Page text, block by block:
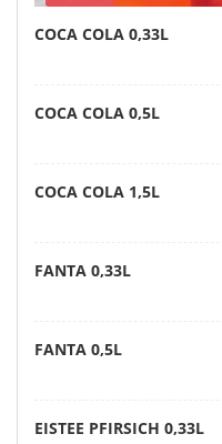
COCA COLA 0,33L
COCA COLA 0,5L
COCA COLA 1,5L
FANTA 0,33L
FANTA 0,5L
EISTEE PFIRSICH 0,33L